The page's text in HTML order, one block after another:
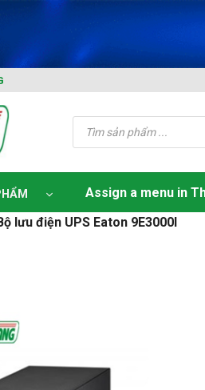
Tìm
kiếm
phẩm
Assign a menu in
lưu điện UPS Eaton 9E3000I